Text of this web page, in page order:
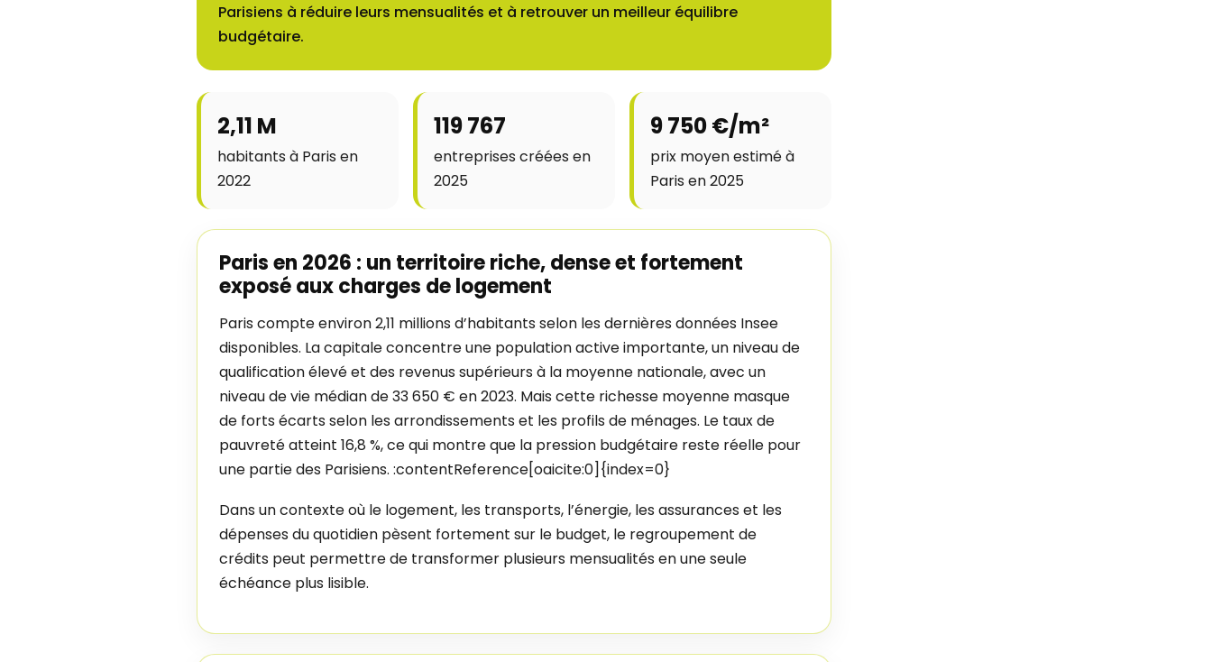
Parisiens à réduire leurs mensualités et à retrouver un meilleur équilibre
budgétaire.
2,11 M
habitants à Paris en
2022
119 767
entreprises créées en
2025
9 750 €/m²
prix moyen estimé à
Paris en 2025
Paris en 2026 : un territoire riche, dense et fortement
exposé aux charges de logement
Paris compte environ 2,11 millions d’habitants selon les dernières données Insee
disponibles. La capitale concentre une population active importante, un niveau de
qualification élevé et des revenus supérieurs à la moyenne nationale, avec un
niveau de vie médian de 33 650 € en 2023. Mais cette richesse moyenne masque
de forts écarts selon les arrondissements et les profils de ménages. Le taux de
pauvreté atteint 16,8 %, ce qui montre que la pression budgétaire reste réelle pour
une partie des Parisiens. :contentReference[oaicite:0]{index=0}
Dans un contexte où le logement, les transports, l’énergie, les assurances et les
dépenses du quotidien pèsent fortement sur le budget, le regroupement de
crédits peut permettre de transformer plusieurs mensualités en une seule
échéance plus lisible.